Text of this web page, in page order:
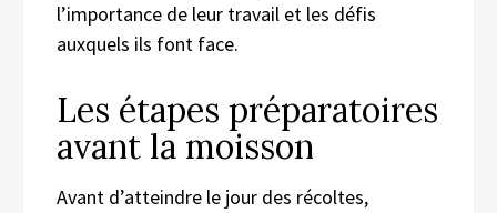
l’importance de leur travail et les défis
auxquels ils font face.
Les étapes préparatoires
avant la moisson
Avant d’atteindre le jour des récoltes,